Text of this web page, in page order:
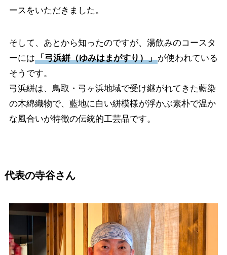
ースをいただきました。
そして、あとから知ったのですが、湯飲みのコースタ
ーには「弓浜絣（ゆみはまがすり）」が使われている
そうです。
弓浜絣は、鳥取・弓ヶ浜地域で受け継がれてきた藍染
の木綿織物で、藍地に白い絣模様が浮かぶ素朴で温か
な風合いが特徴の伝統的工芸品です。
代表の寺谷さん